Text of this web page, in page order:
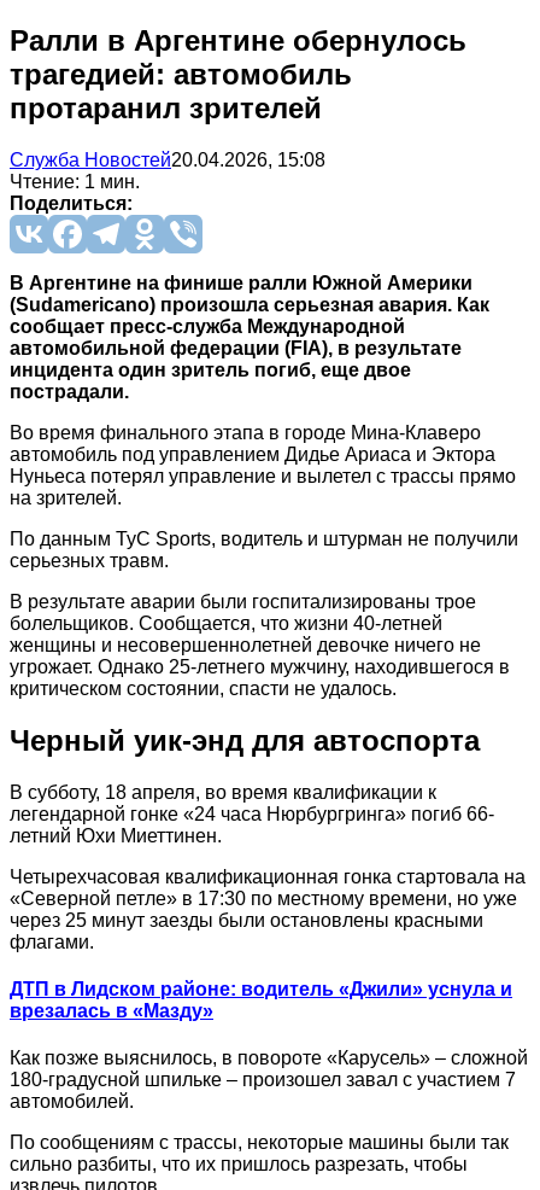
Ралли в Аргентине обернулось
трагедией: автомобиль
протаранил зрителей
Служба Новостей20.04.2026, 15:08
Чтение: 1 мин.
Поделиться:
В Аргентине на финише ралли Южной Америки
(Sudamericano) произошла серьезная авария. Как
сообщает пресс-служба Международной
автомобильной федерации (FIA), в результате
инцидента один зритель погиб, еще двое
пострадали.
Во время финального этапа в городе Мина‑Клаверо
автомобиль под управлением Дидье Ариаса и Эктора
Нуньеса потерял управление и вылетел с трассы прямо
на зрителей.
По данным TyC Sports, водитель и штурман не получили
серьезных травм.
В результате аварии были госпитализированы трое
болельщиков. Сообщается, что жизни 40-летней
женщины и несовершеннолетней девочке ничего не
угрожает. Однако 25-летнего мужчину, находившегося в
критическом состоянии, спасти не удалось.
Черный уик-энд для автоспорта
В субботу, 18 апреля, во время квалификации к
легендарной гонке «24 часа Нюрбургринга» погиб 66-
летний Юхи Миеттинен.
Четырехчасовая квалификационная гонка стартовала на
«Северной петле» в 17:30 по местному времени, но уже
через 25 минут заезды были остановлены красными
флагами.
ДТП в Лидском районе: водитель «Джили» уснула и
врезалась в «Мазду»
Как позже выяснилось, в повороте «Карусель» – сложной
180-градусной шпильке – произошел завал с участием 7
автомобилей.
По сообщениям с трассы, некоторые машины были так
сильно разбиты, что их пришлось разрезать, чтобы